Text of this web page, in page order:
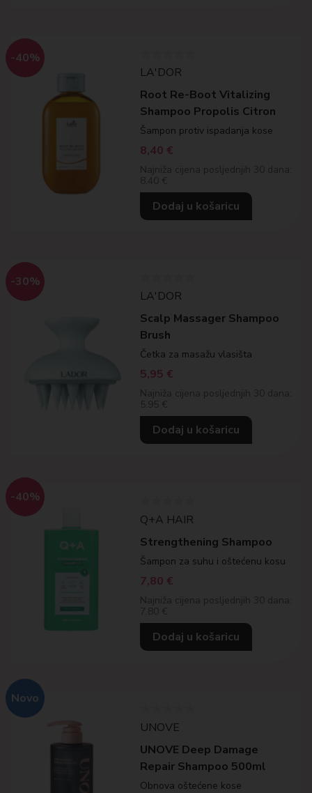
-40%
LA'DOR
Root Re-Boot Vitalizing
Shampoo Propolis Citron
Šampon protiv ispadanja kose
8,40 €
Najniža cijena posljednjih 30 dana:
8.40 €
Dodaj u košaricu
-30%
LA'DOR
Scalp Massager Shampoo
Brush
Četka za masažu vlasišta
5,95 €
Najniža cijena posljednjih 30 dana:
5.95 €
Dodaj u košaricu
-40%
Q+A HAIR
Strengthening Shampoo
Šampon za suhu i oštećenu kosu
7,80 €
Najniža cijena posljednjih 30 dana:
7.80 €
Dodaj u košaricu
Novo
UNOVE
UNOVE Deep Damage
Repair Shampoo 500ml
Obnova oštećene kose